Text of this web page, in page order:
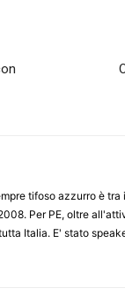
tifoso azzurro è
Per PE, oltre
Italia. E' stato